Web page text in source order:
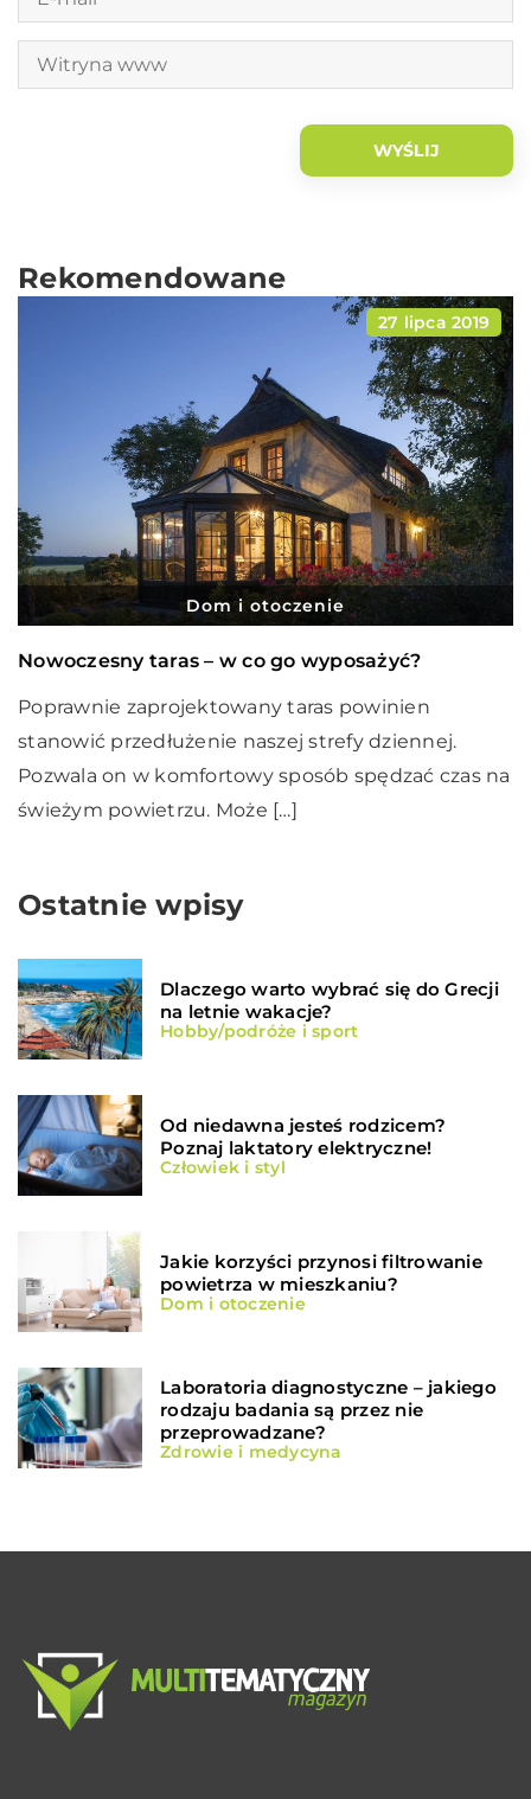
Rekomendowane
27 lipca 2019
Dom i otoczenie
Nowoczesny taras – w co go wyposażyć?
Poprawnie zaprojektowany taras powinien
stanowić przedłużenie naszej strefy dziennej.
Pozwala on w komfortowy sposób spędzać czas na
świeżym powietrzu. Może […]
Ostatnie wpisy
Dlaczego warto wybrać się do Grecji
na letnie wakacje?
Hobby/podróże i sport
Od niedawna jesteś rodzicem?
Poznaj laktatory elektryczne!
Człowiek i styl
Jakie korzyści przynosi filtrowanie
powietrza w mieszkaniu?
Dom i otoczenie
Laboratoria diagnostyczne – jakiego
rodzaju badania są przez nie
przeprowadzane?
Zdrowie i medycyna